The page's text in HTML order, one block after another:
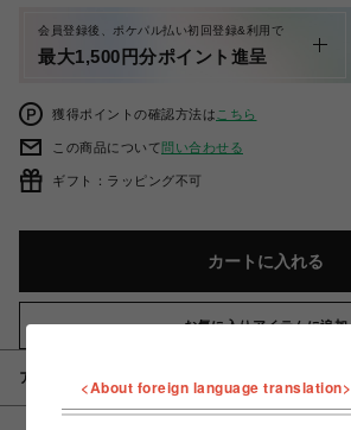
会員登録後、ポケパル払い初回登録&利用で
最大1,500円分ポイント進呈
獲得ポイントの確認方法は こちら
この商品について問い合わせる
ギフト：ラッピング不可
カートに入れる
お気に入りアイテムに追加
アイテム説明 / 素材<About foreign language translation>